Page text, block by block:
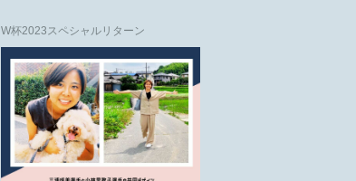
W杯2023スペシャルリターン